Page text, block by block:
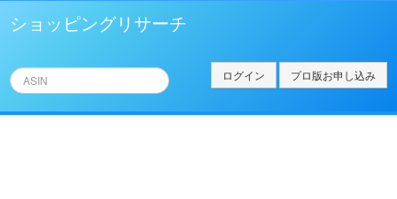
ショッピングリサーチ
ログイン プロ版お申し込み